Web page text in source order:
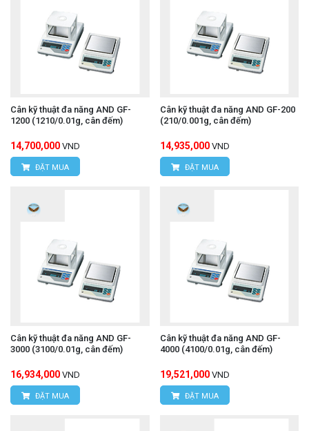
Cân kỹ thuật đa năng AND GF-
1200 (1210/0.01g, cân đếm)
14,700,000 VND
ĐẶT MUA
Cân kỹ thuật đa năng AND GF-200
(210/0.001g, cân đếm)
14,935,000 VND
ĐẶT MUA
Cân kỹ thuật đa năng AND GF-
3000 (3100/0.01g, cân đếm)
16,934,000 VND
ĐẶT MUA
Cân kỹ thuật đa năng AND GF-
4000 (4100/0.01g, cân đếm)
19,521,000 VND
ĐẶT MUA